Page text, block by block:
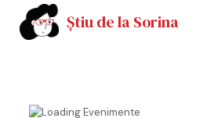
Știu de la Sorina